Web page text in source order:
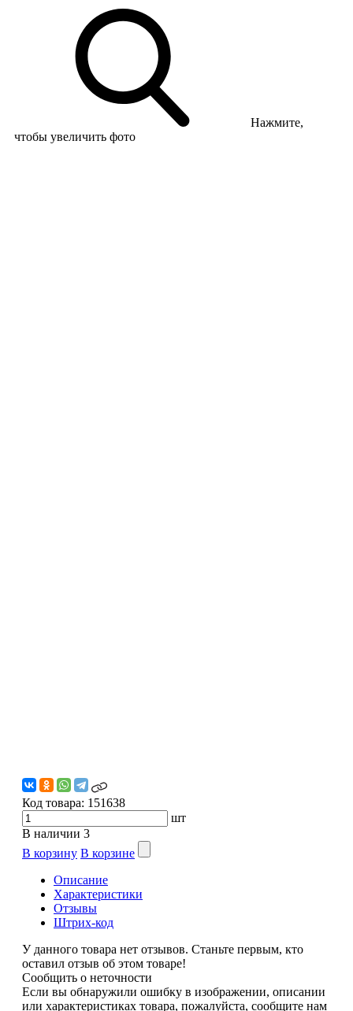
Нажмите,
чтобы увеличить фото
Код товара: 151638
шт
В наличии 3
В корзину В корзине
Описание
Характеристики
Отзывы
Штрих-код
У данного товара нет отзывов. Станьте первым, кто
оставил отзыв об этом товаре!
Сообщить о неточности
Если вы обнаружили ошибку в изображении, описании
или характеристиках товара, пожалуйста, сообщите нам